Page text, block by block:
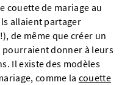
de mariage au
allaient partager
de même que créer un
donner à leurs
Il existe des modèles
comme la couette